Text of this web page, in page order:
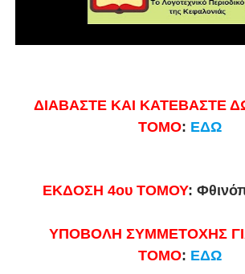
ΔΙΑΒΑΣΤΕ ΚΑΙ ΚΑΤΕΒΑΣΤΕ
ΤΟΜΟ: ΕΔΩ
ΕΚΔΟΣΗ 4ου ΤΟΜΟΥ:
ΥΠΟΒΟΛΗ ΣΥΜΜΕΤΟΧΗΣ
ΤΟΜΟ: ΕΔΩ